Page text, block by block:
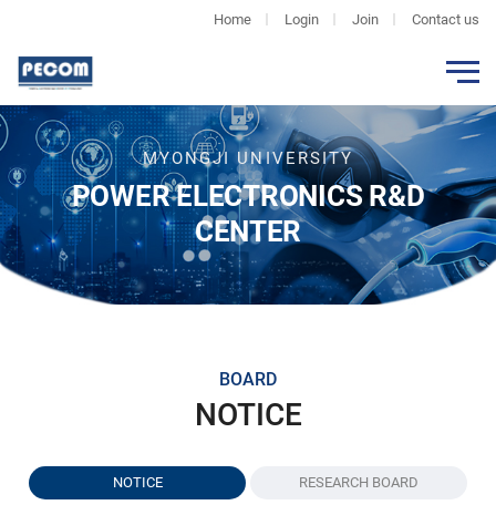
Home Login Join Contact us
MYONGJI UNIVERSITY
POWER ELECTRONICS R&D
CENTER
BOARD
NOTICE
NOTICE RESEARCH BOARD